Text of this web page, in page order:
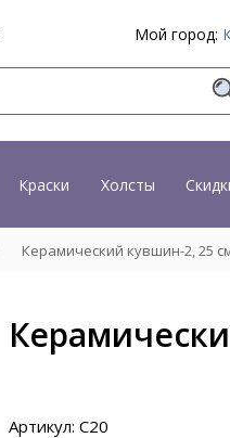
Мой город:
Краски Холсты
Керамический кувшин-2, 25
Артикул: С20